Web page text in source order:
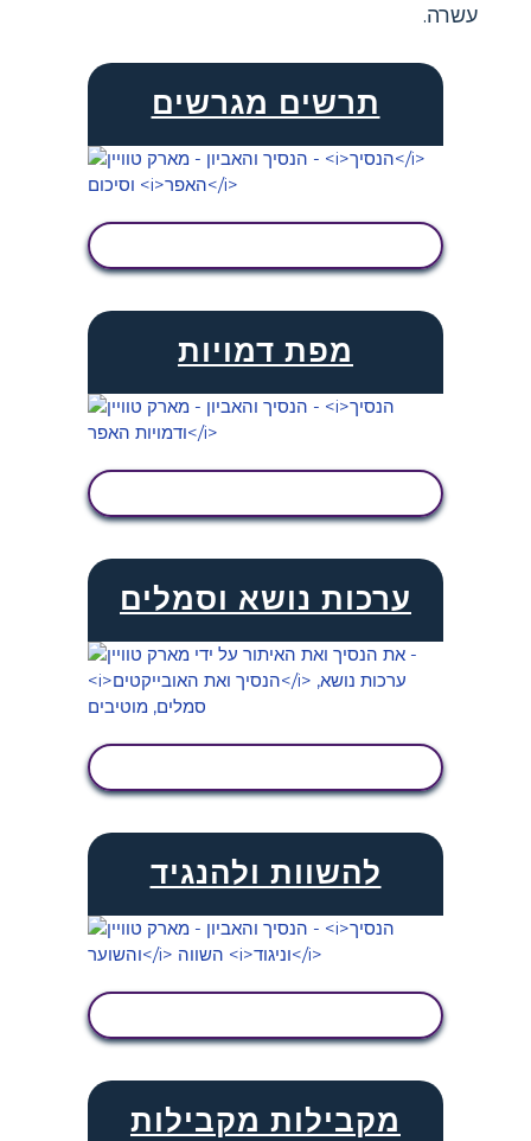
עשרה.
תרשים מגרשים
מפת דמויות
ערכות נושא וסמלים
להשוות ולהנגיד
מקבילות מקבילות